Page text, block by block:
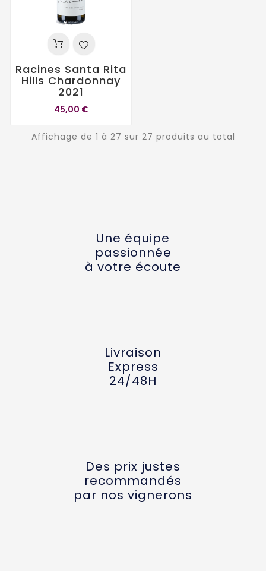
Racines Santa Rita
Hills Chardonnay
2021
45,00 €
Affichage de 1 à 27 sur 27 produits au total
Une équipe
passionnée
à votre écoute
Livraison
Express
24/48H
Des prix justes
recommandés
par nos vignerons